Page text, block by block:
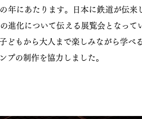
年にあたります。日本に鉄道が伝来
進化について伝える展覧会となって
もから大人まで楽しみながら学べ
プの制作を協力しました。